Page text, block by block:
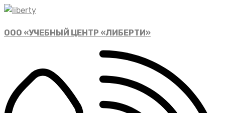
ООО «УЧЕБНЫЙ ЦЕНТР «ЛИБЕРТИ»